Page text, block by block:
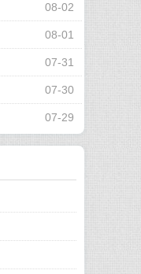
08-02
08-01
07-31
07-30
07-29